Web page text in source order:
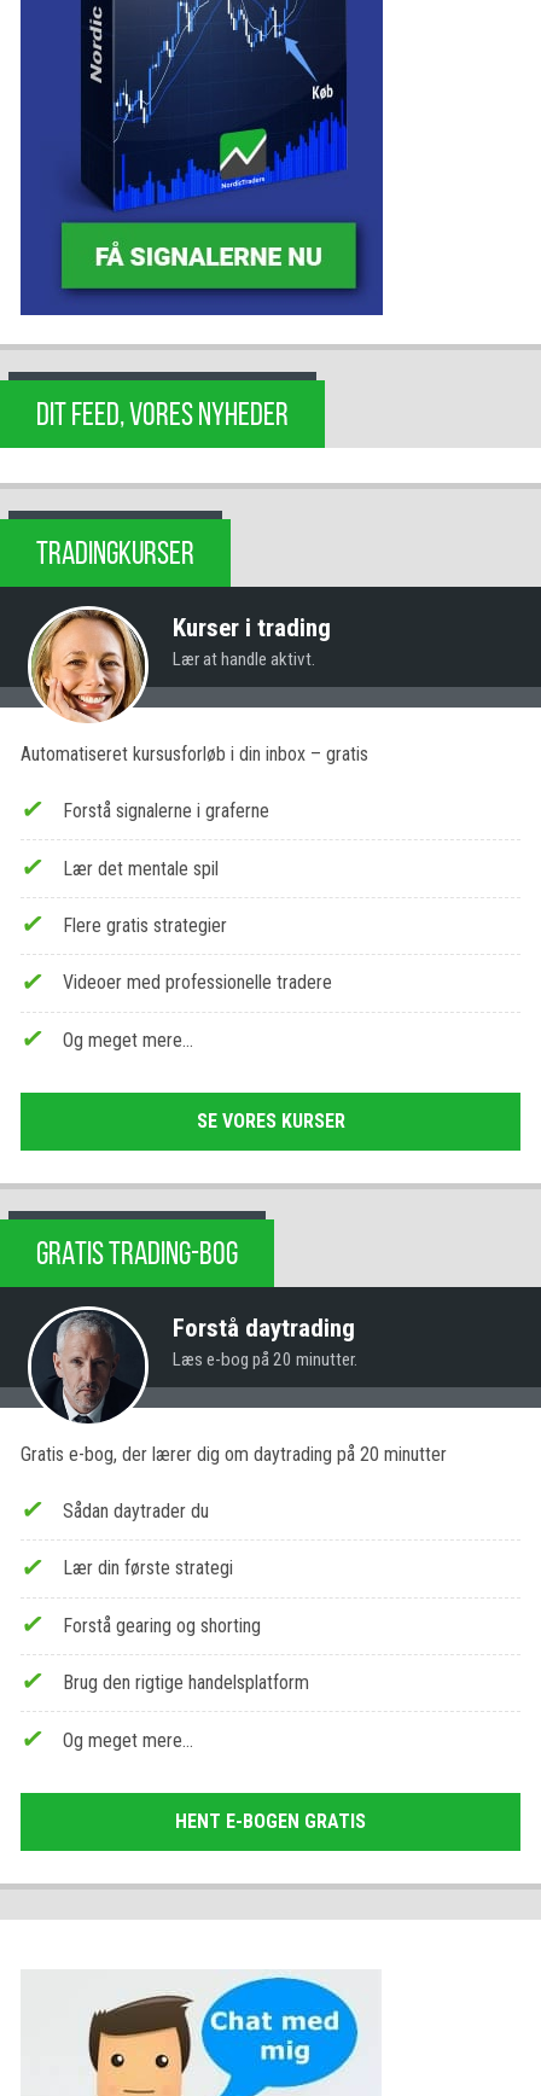
DIT FEED, VORES NYHEDER
TRADINGKURSER
Kurser i trading
Lær at handle aktivt.
Automatiseret kursusforløb i din inbox – gratis
Forstå signalerne i graferne
Lær det mentale spil
Flere gratis strategier
Videoer med professionelle tradere
Og meget mere…
SE VORES KURSER
GRATIS TRADING-BOG
Forstå daytrading
Læs e-bog på 20 minutter.
Gratis e-bog, der lærer dig om daytrading på 20 minutter
Sådan daytrader du
Lær din første strategi
Forstå gearing og shorting
Brug den rigtige handelsplatform
Og meget mere…
HENT E-BOGEN GRATIS